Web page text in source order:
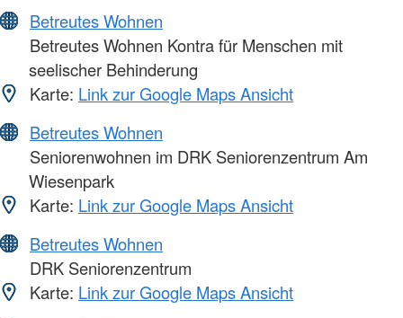
Betreutes Wohnen
Betreutes Wohnen Kontra für Menschen mit
seelischer Behinderung
Karte: Link zur Google Maps Ansicht
Betreutes Wohnen
Seniorenwohnen im DRK Seniorenzentrum Am
Wiesenpark
Karte: Link zur Google Maps Ansicht
Betreutes Wohnen
DRK Seniorenzentrum
Karte: Link zur Google Maps Ansicht